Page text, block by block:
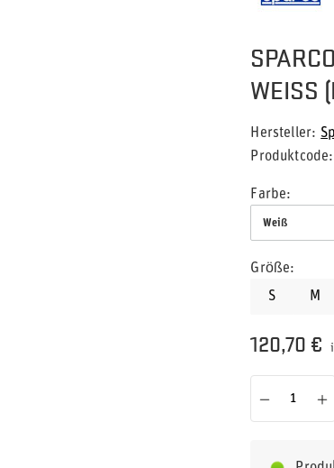
WEISS
Hersteller
Produktcode
Farbe
Weiß
Größe
S
M
120,70 €